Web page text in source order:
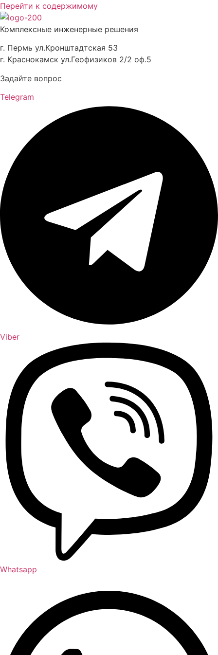
Перейти к содержимому
Комплексные инженерные решения
г. Пермь ул.Кронштадтская 53
г. Краснокамск ул.Геофизиков 2/2 оф.5
Задайте вопрос
Telegram
Viber
Whatsapp